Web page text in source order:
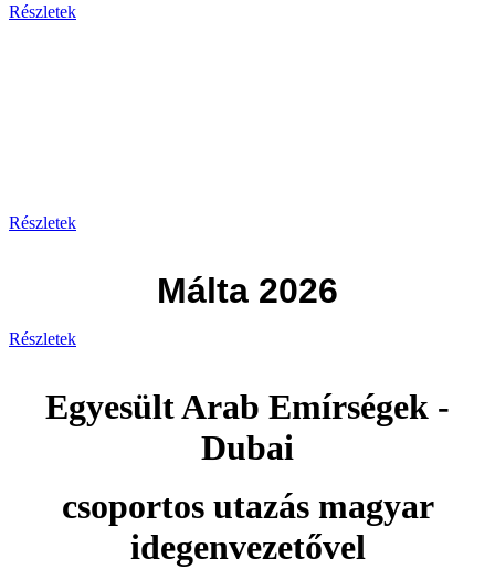
Részletek
Részletek
Málta 2026
Részletek
Egyesült Arab Emírségek -
Dubai
csoportos utazás magyar
idegenvezetővel